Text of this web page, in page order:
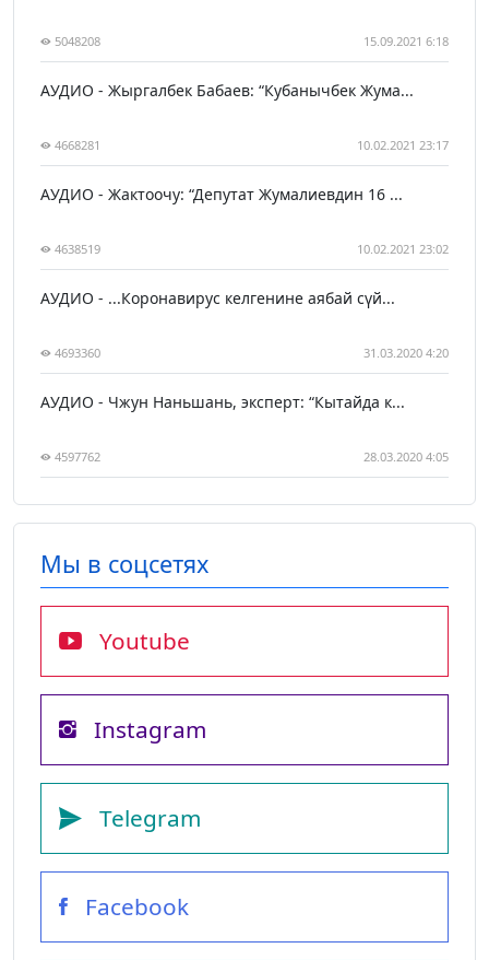
5048208 15.09.2021 6:18
АУДИО - Жыргалбек Бабаев: “Кубанычбек Жума...
4668281 10.02.2021 23:17
АУДИО - Жактоочу: “Депутат Жумалиевдин 16 ...
4638519 10.02.2021 23:02
АУДИО - ...Коронавирус келгенине аябай сүй...
4693360 31.03.2020 4:20
АУДИО - Чжун Наньшань, эксперт: “Кытайда к...
4597762 28.03.2020 4:05
Мы в соцсетях
Youtube
Instagram
Telegram
Facebook